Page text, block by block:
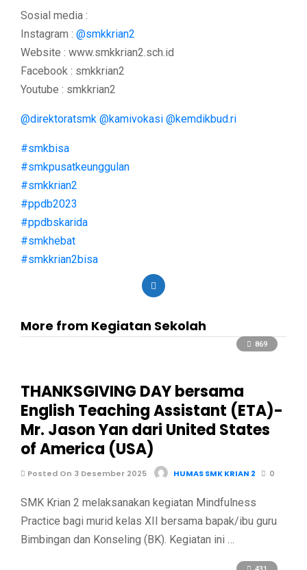
Sosial media :
Instagram : @smkkrian2
Website : www.smkkrian2.sch.id
Facebook : smkkrian2
Youtube : smkkrian2
@direktoratsmk @kamivokasi @kemdikbud.ri
#smkbisa
#smkpusatkeunggulan
#smkkrian2
#ppdb2023
#ppdbskarida
#smkhebat
#smkkrian2bisa
More from Kegiatan Sekolah
869
THANKSGIVING DAY bersama
English Teaching Assistant (ETA)-
Mr. Jason Yan dari United States
of America (USA)
Posted On 3 Desember 2025 HUMAS SMK KRIAN 2 0
SMK Krian 2 melaksanakan kegiatan Mindfulness
Practice bagi murid kelas XII bersama bapak/ibu guru
Bimbingan dan Konseling (BK). Kegiatan ini …